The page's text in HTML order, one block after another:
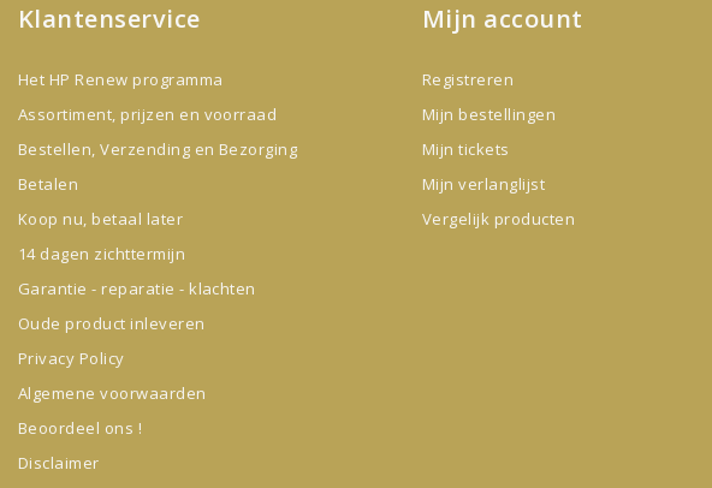
Klantenservice
Het HP Renew programma
Assortiment, prijzen en voorraad
Bestellen, Verzending en Bezorging
Betalen
Koop nu, betaal later
14 dagen zichttermijn
Garantie - reparatie - klachten
Oude product inleveren
Privacy Policy
Algemene voorwaarden
Beoordeel ons !
Disclaimer
Mijn account
Registreren
Mijn bestellingen
Mijn tickets
Mijn verlanglijst
Vergelijk producten